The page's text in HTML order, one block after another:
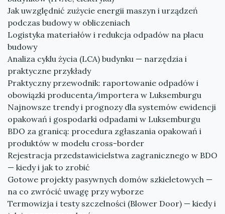
Jak uwzględnić zużycie energii maszyn i urządzeń
podczas budowy w obliczeniach
Logistyka materiałów i redukcja odpadów na placu
budowy
Analiza cyklu życia (LCA) budynku — narzędzia i
praktyczne przykłady
Praktyczny przewodnik: raportowanie odpadów i
obowiązki producenta/importera w Luksemburgu
Najnowsze trendy i prognozy dla systemów ewidencji
opakowań i gospodarki odpadami w Luksemburgu
BDO za granicą: procedura zgłaszania opakowań i
produktów w modelu cross-border
Rejestracja przedstawicielstwa zagranicznego w BDO
— kiedy i jak to zrobić
Gotowe projekty pasywnych domów szkieletowych —
na co zwrócić uwagę przy wyborze
Termowizja i testy szczelności (Blower Door) — kiedy i